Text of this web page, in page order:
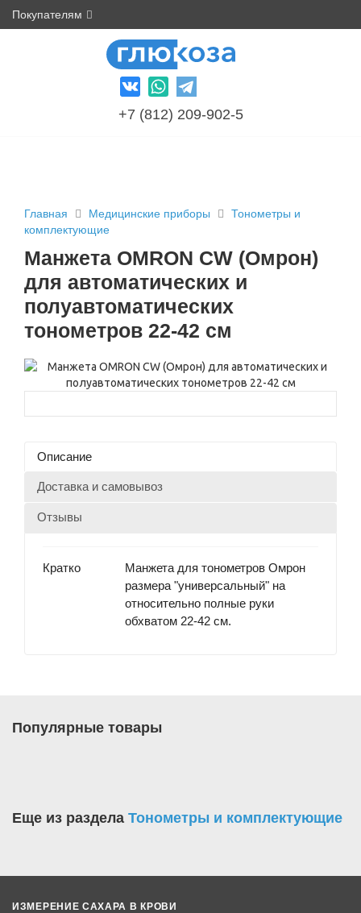
Покупателям
+7 (812) 209-902-5
Главная Медицинские приборы
Тонометры и
комплектующие
Манжета OMRON CW (Омрон)
для автоматических и
полуавтоматических
тонометров 22-42 см
Описание
Доставка и самовывоз
Отзывы
Кратко
Манжета для тонометров Омрон
размера "универсальный" на
относительно полные руки
обхватом 22-42 см.
Популярные товары
Еще из раздела Тонометры и комплектующие
ИЗМЕРЕНИЕ САХАРА В КРОВИ